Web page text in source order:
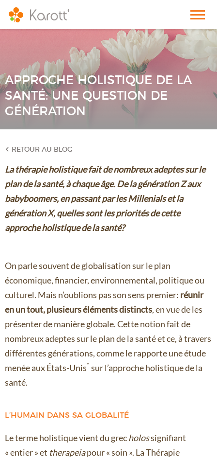
APPROCHE HOLISTIQUE DE LA
SANTÉ: UNE QUESTION DE
GÉNÉRATION
RETOUR AU BLOG
La thérapie holistique fait de nombreux adeptes sur le
plan de la santé, à chaque âge. De la génération Z aux
babyboomers, en passant par les Millenials et la
génération X, quelles sont les priorités de cette
approche holistique de la santé?
On parle souvent de globalisation sur le plan
économique, financier, environnemental, politique ou
culturel. Mais n’oublions pas son sens premier: réunir
en un tout, plusieurs éléments distincts, en vue de les
présenter de manière globale. Cette notion fait de
nombreux adeptes sur le plan de la santé et ce, à travers
différentes générations, comme le rapporte une étude
menée aux États-Unis* sur l’approche holistique de la
santé.
L’HUMAIN DANS SA GLOBALITÉ
Le terme holistique vient du grecholossignifiant
« entier » et therapeiapour « soin ». La Thérapie